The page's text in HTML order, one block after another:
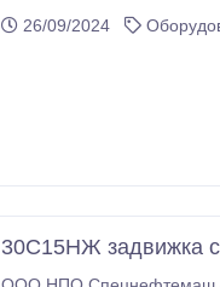
26/09/2024
30С15НЖ задвижка